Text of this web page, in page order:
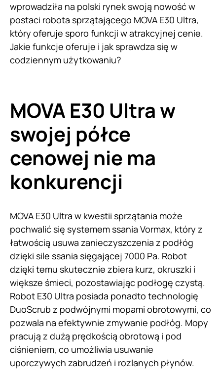
wprowadziła na polski rynek swoją nowość w
postaci robota sprzątającego MOVA E30 Ultra,
który oferuje sporo funkcji w atrakcyjnej cenie.
Jakie funkcje oferuje i jak sprawdza się w
codziennym użytkowaniu?
MOVA E30 Ultra w
swojej półce
cenowej nie ma
konkurencji
MOVA E30 Ultra w kwestii sprzątania może
pochwalić się systemem ssania Vormax, który z
łatwością usuwa zanieczyszczenia z podłóg
dzięki sile ssania sięgającej 7000 Pa. Robot
dzięki temu skutecznie zbiera kurz, okruszki i
większe śmieci, pozostawiając podłogę czystą.
Robot E30 Ultra posiada ponadto technologię
DuoScrub z podwójnymi mopami obrotowymi, co
pozwala na efektywnie zmywanie podłóg. Mopy
pracują z dużą prędkością obrotową i pod
ciśnieniem, co umożliwia usuwanie
uporczywych zabrudzeń i rozlanych płynów.